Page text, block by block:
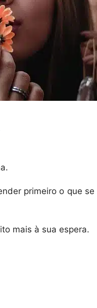
primeiro o que
mais à sua espera.